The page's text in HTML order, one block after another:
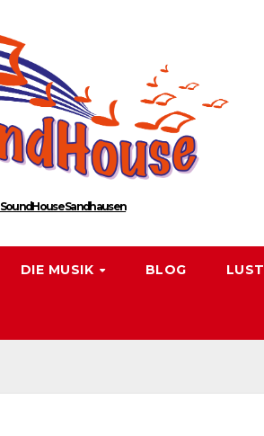
SoundHouse Sandhausen
DIE MUSIK BLOG